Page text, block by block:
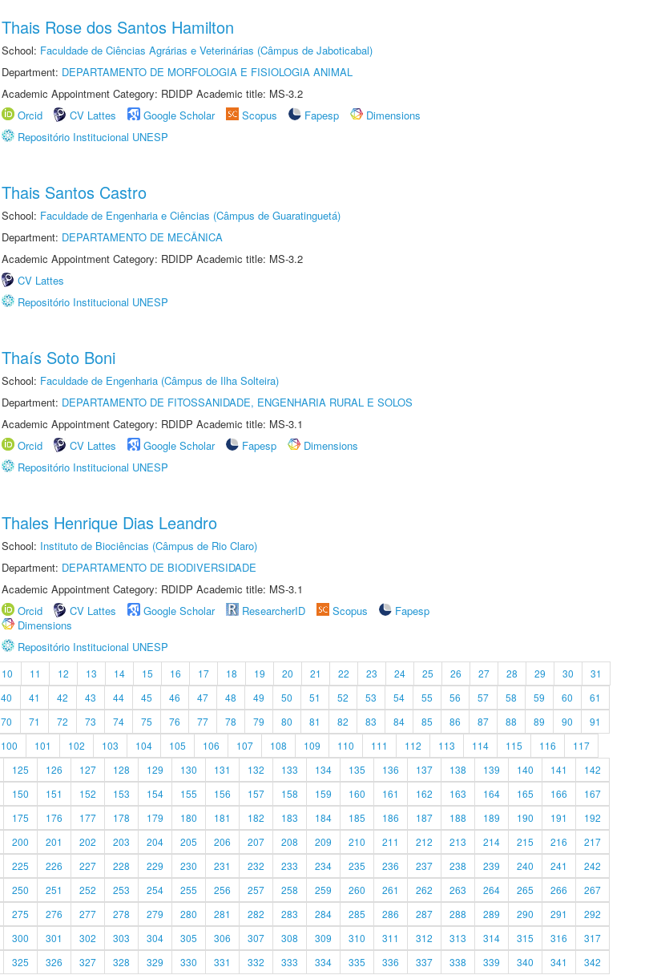
Thais Rose dos Santos Hamilton
School: Faculdade de Ciências Agrárias e Veterinárias (Câmpus de Jaboticabal)
Department: DEPARTAMENTO DE MORFOLOGIA E FISIOLOGIA ANIMAL
Academic Appointment Category: RDIDP Academic title: MS-3.2
Orcid
CV Lattes Google Scholar Scopus Fapesp
Dimensions
Repositório Institucional UNESP
Thais Santos Castro
School: Faculdade de Engenharia e Ciências (Câmpus de Guaratinguetá)
Department: DEPARTAMENTO DE MECÂNICA
Academic Appointment Category: RDIDP Academic title: MS-3.2
CV Lattes
Repositório Institucional UNESP
Thaís Soto Boni
School: Faculdade de Engenharia (Câmpus de Ilha Solteira)
Department: DEPARTAMENTO DE FITOSSANIDADE, ENGENHARIA RURAL E SOLOS
Academic Appointment Category: RDIDP Academic title: MS-3.1
Orcid
CV Lattes Google Scholar Fapesp
Dimensions
Repositório Institucional UNESP
Thales Henrique Dias Leandro
School: Instituto de Biociências (Câmpus de Rio Claro)
Department: DEPARTAMENTO DE BIODIVERSIDADE
Academic Appointment Category: RDIDP Academic title: MS-3.1
Orcid
CV Lattes Google Scholar ResearcherID Scopus
Fapesp
Dimensions
Repositório Institucional UNESP
10 11 12 13 14 15 16 17 18 19 20 21 22 23 24 25 26 27 28 29 30
31
40 41 42 43 44 45 46 47 48 49 50 51 52 53 54 55 56 57 58 59 60
61
70 71 72 73 74 75 76 77 78 79 80 81 82 83 84 85 86 87 88 89 90
91
100 101 102 103 104 105 106 107 108 109 110 111 112 113 114 115 116
117
125 126 127 128 129 130 131 132 133 134 135 136 137 138 139 140 141
142
150 151 152 153 154 155 156 157 158 159 160 161 162 163 164 165 166
167
175 176 177 178 179 180 181 182 183 184 185 186 187 188 189 190 191
192
200 201 202 203 204 205 206 207 208 209 210 211 212 213 214 215 216
217
225 226 227 228 229 230 231 232 233 234 235 236 237 238 239 240 241
242
250 251 252 253 254 255 256 257 258 259 260 261 262 263 264 265 266
267
275 276 277 278 279 280 281 282 283 284 285 286 287 288 289 290 291
292
300 301 302 303 304 305 306 307 308 309 310 311 312 313 314 315 316
317
325 326 327 328 329 330 331 332 333 334 335 336 337 338 339 340 341 342